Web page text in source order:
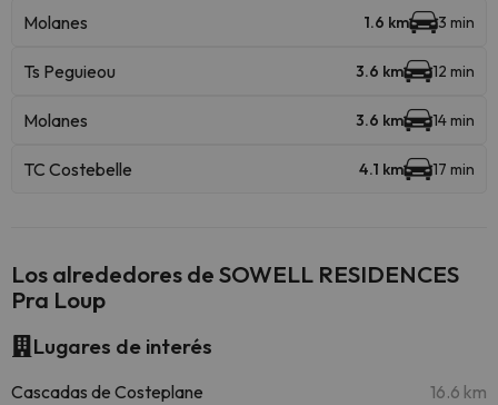
Molanes 1.6 km 3 min
Ts Peguieou 3.6 km 12 min
Molanes 3.6 km 14 min
TC Costebelle 4.1 km 17 min
Los alrededores de SOWELL RESIDENCES
Pra Loup
Lugares de interés
Cascadas de Costeplane 16.6 km